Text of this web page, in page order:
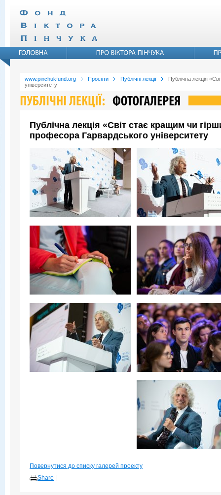
www.pinchukfund.org Проєкти Публічні лекції
Публічна лекція
університету
Публічна лекція «Світ стає кращим чи
професора Гарвардського університету
Повернутися до списку галерей проекту
Share